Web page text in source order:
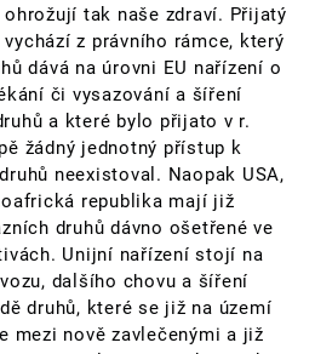
tak naše zdraví. Přijatý
z právního rámce, který
dává na úrovni EU nařízení o
či vysazování a šíření
a které bylo přijato v r.
žádný jednotný přístup k
neexistoval. Naopak USA,
republika mají již
druhů dávno ošetřené ve
Unijní nařízení stojí na
dalšího chovu a šíření
druhů, které se již na území
mezi nově zavlečenými a již